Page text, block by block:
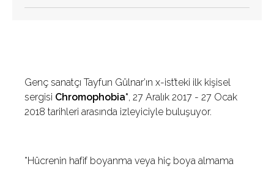
Genç sanatçı Tayfun Gülnar’ın x-ist’teki ilk kişisel
sergisi Chromophobia*, 27 Aralık 2017 - 27 Ocak
2018 tarihleri arasında izleyiciyle buluşuyor.
*Hücrenin hafif boyanma veya hiç boya almama